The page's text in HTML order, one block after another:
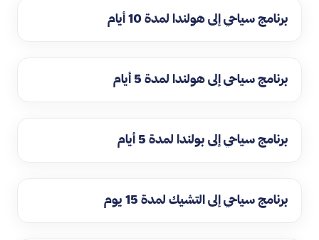
برنامج سياحي إلى هولندا لمدة 10 أيام
برنامج سياحي إلى هولندا لمدة 5 أيام
برنامج سياحي إلى بولندا لمدة 5 أيام
برنامج سياحي إلى التشيك لمدة 15 يوم